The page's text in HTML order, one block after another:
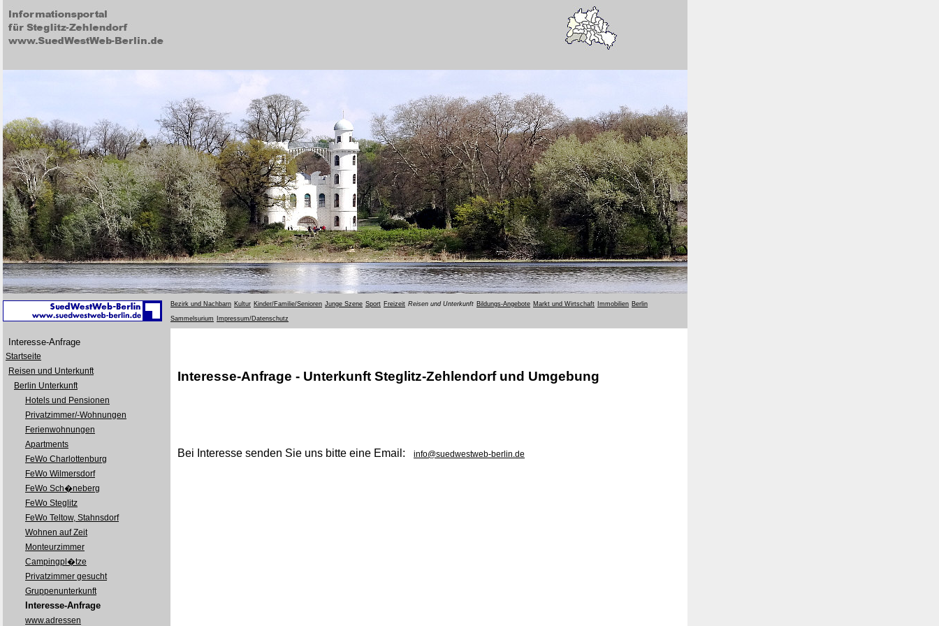
Bezirk und Nachbarn Kultur Kinder/Familie/Senioren Junge Szene Sport Freizeit Reisen und Unterkunft Bildungs-Angebote Markt und Wirtschaft Immobilien Berlin
Sammelsurium Impressum/Datenschutz
Interesse-Anfrage
Startseite
Reisen und Unterkunft
Berlin Unterkunft
Hotels und Pensionen
Privatzimmer/-Wohnungen
Ferienwohnungen
Apartments
FeWo Charlottenburg
FeWo Wilmersdorf
FeWo Sch�neberg
FeWo Steglitz
FeWo Teltow, Stahnsdorf
Wohnen auf Zeit
Monteurzimmer
Campingpl�tze
Privatzimmer gesucht
Gruppenunterkunft
Interesse-Anfrage
www.adressen
Interesse-Anfrage - Unterkunft Steglitz-Zehlendorf und Umgebung
Bei Interesse senden Sie uns bitte eine Email: info@suedwestweb-berlin.de